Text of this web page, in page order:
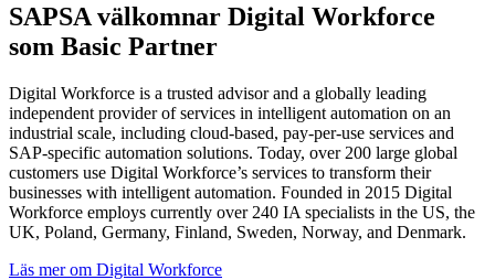
SAPSA välkomnar Digital Workforce
som Basic Partner
Digital Workforce is a trusted advisor and a globally leading
independent provider of services in intelligent automation on an
industrial scale, including cloud-based, pay-per-use services and
SAP-specific automation solutions. Today, over 200 large global
customers use Digital Workforce’s services to transform their
businesses with intelligent automation. Founded in 2015 Digital
Workforce employs currently over 240 IA specialists in the US, the
UK, Poland, Germany, Finland, Sweden, Norway, and Denmark.
Läs mer om Digital Workforce